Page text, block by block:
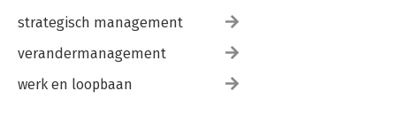
strategisch management
verandermanagement
werk en loopbaan